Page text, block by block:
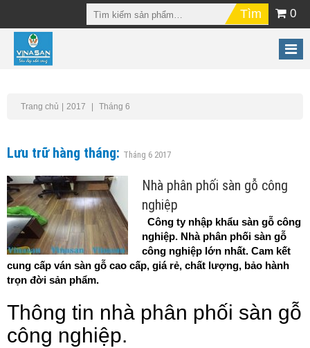
0
Trang chủ 2017 Tháng 6
Lưu trữ hàng tháng: Tháng 6 2017
Nhà phân phối sàn gỗ công
nghiệp
Công ty nhập khẩu sàn gỗ công
nghiệp. Nhà phân phối sàn gỗ
công nghiệp lớn nhất. Cam kết
cung cấp ván sàn gỗ cao cấp, giá rẻ, chất lượng, bảo hành
trọn đời sản phẩm.
Thông tin nhà phân phối sàn gỗ
công nghiệp.